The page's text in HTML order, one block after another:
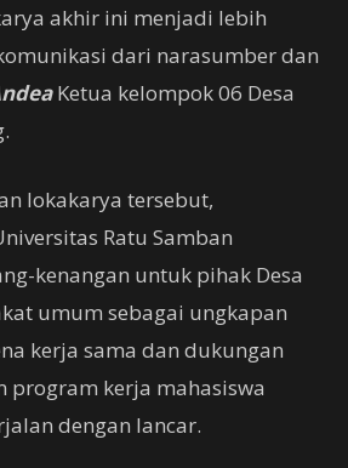
akhir ini menjadi lebih
dari narasumber dan
Ketua kelompok 06 Desa
lokakarya tersebut,
Ratu Samban
kenangan untuk pihak Desa
umum sebagai ungkapan
kerja sama dan dukungan
program kerja mahasiswa
dengan lancar.